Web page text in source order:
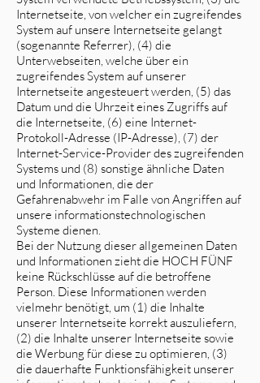
Internetseite, von welcher ein zugreifendes
System auf unsere Internetseite gelangt
(sogenannte Referrer), (4) die
Unterwebseiten, welche über ein
zugreifendes System auf unserer
Internetseite angesteuert werden, (5) das
Datum und die Uhrzeit eines Zugriffs auf
die Internetseite, (6) eine Internet-
Protokoll-Adresse (IP-Adresse), (7) der
Internet-Service-Provider des zugreifenden
Systems und (8) sonstige ähnliche Daten
und Informationen, die der
Gefahrenabwehr im Falle von Angriffen auf
unsere informationstechnologischen
Systeme dienen.
Bei der Nutzung dieser allgemeinen Daten
und Informationen zieht die HOCH FÜNF
keine Rückschlüsse auf die betroffene
Person. Diese Informationen werden
vielmehr benötigt, um (1) die Inhalte
unserer Internetseite korrekt auszuliefern,
(2) die Inhalte unserer Internetseite sowie
die Werbung für diese zu optimieren, (3)
die dauerhafte Funktionsfähigkeit unserer